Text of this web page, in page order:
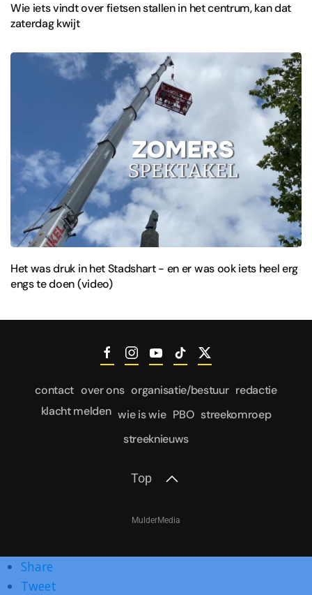
Wie iets vindt over fietsen stallen in het centrum, kan dat
zaterdag kwijt
Het was druk in het Stadshart - en er was ook iets heel erg
engs te doen (video)
contact over ons organisatie/bestuur redactie
klacht melden wie is wie PBO streekomroep
streeknieuws
Top
MulderMedia
Share
Tweet